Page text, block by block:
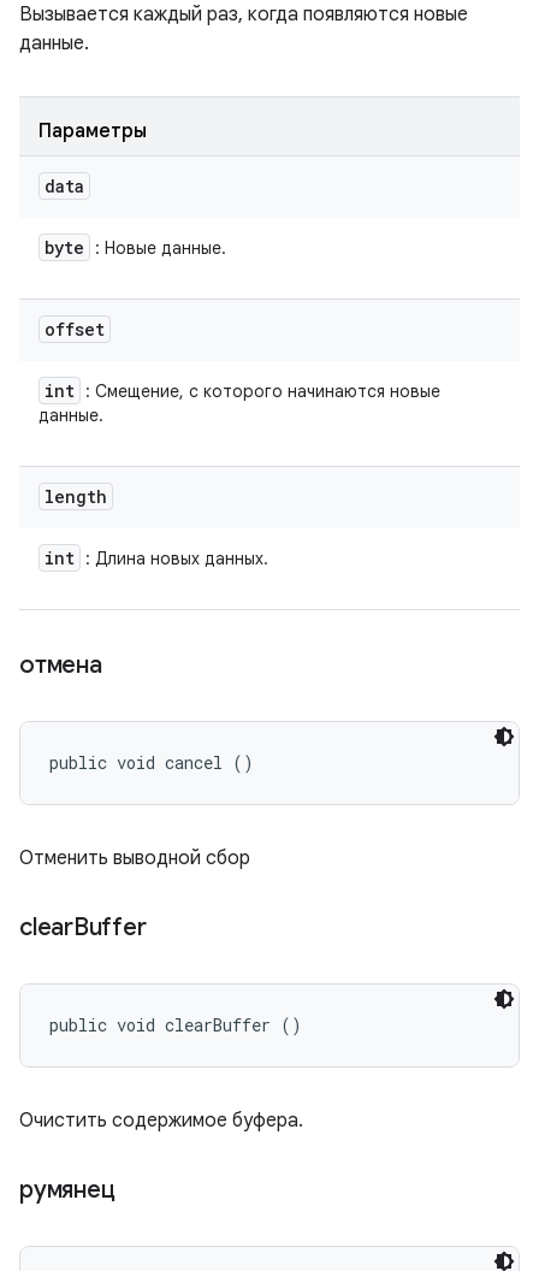
Вызывается каждый раз, когда появляются новые
данные.
Параметры
data
byte : Новые данные.
offset
int : Смещение, с которого начинаются новые
данные.
length
int : Длина новых данных.
отмена
public void cancel ()
Отменить выводной сбор
clearBuffer
public void clearBuffer ()
Очистить содержимое буфера.
румянец